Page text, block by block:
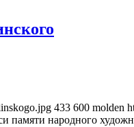
433 600 molden
памяти народного